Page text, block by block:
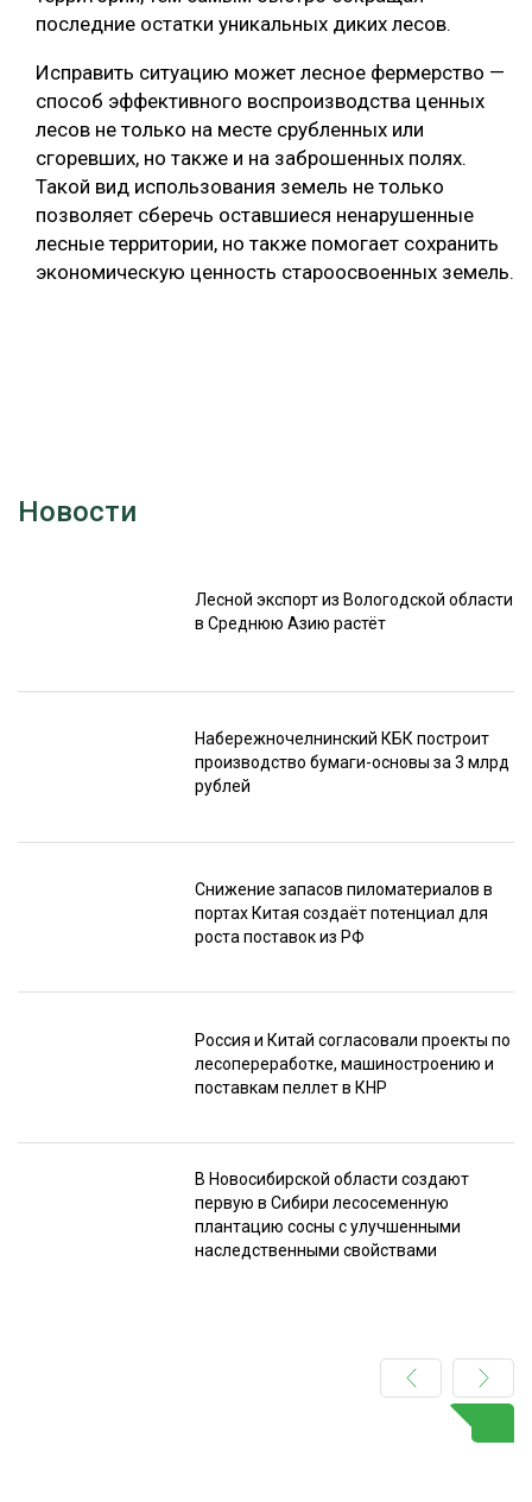
последние остатки уникальных диких лесов.
Исправить ситуацию может лесное фермерство —
способ эффективного воспроизводства ценных
лесов не только на месте срубленных или
сгоревших, но также и на заброшенных полях.
Такой вид использования земель не только
позволяет сберечь оставшиеся ненарушенные
лесные территории, но также помогает сохранить
экономическую ценность староосвоенных земель.
Новости
Лесной экспорт из Вологодской области
в Среднюю Азию растёт
Набережночелнинский КБК построит
производство бумаги-основы за 3 млрд
рублей
Снижение запасов пиломатериалов в
портах Китая создаёт потенциал для
роста поставок из РФ
Россия и Китай согласовали проекты по
лесопереработке, машиностроению и
поставкам пеллет в КНР
В Новосибирской области создают
первую в Сибири лесосеменную
плантацию сосны с улучшенными
наследственными свойствами